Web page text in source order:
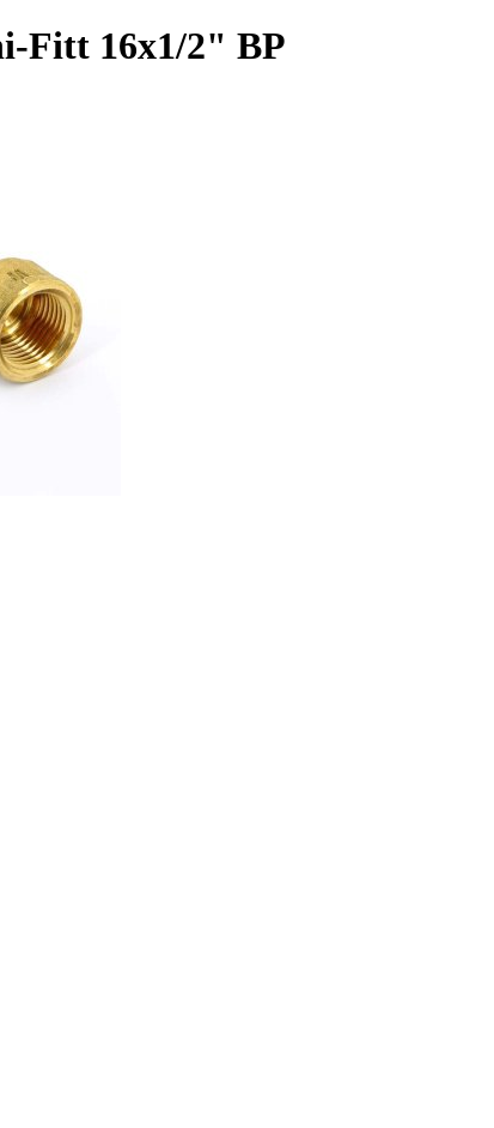
Fitt 16x1/2" ВР